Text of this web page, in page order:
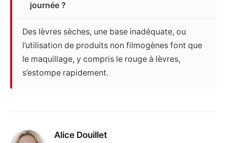
journée ?
Des lèvres sèches, une base inadéquate, ou
l’utilisation de produits non filmogènes font que
le maquillage, y compris le rouge à lèvres,
s’estompe rapidement.
Alice Douillet